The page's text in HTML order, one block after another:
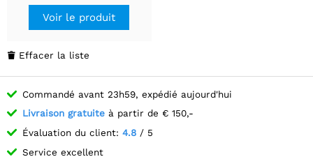
Voir le produit
 Effacer la liste
Commandé avant 23h59, expédié aujourd'hui
Livraison gratuite à partir de € 150,-
Évaluation du client: 4.8 / 5
Service excellent